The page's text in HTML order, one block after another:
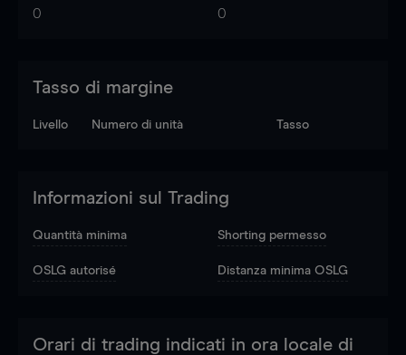
0 0
Tasso di margine
Livello Numero di unità Tasso
Informazioni sul Trading
Quantità minima Shorting permesso
OSLG autorisé Distanza minima OSLG
Orari di trading indicati in ora locale di